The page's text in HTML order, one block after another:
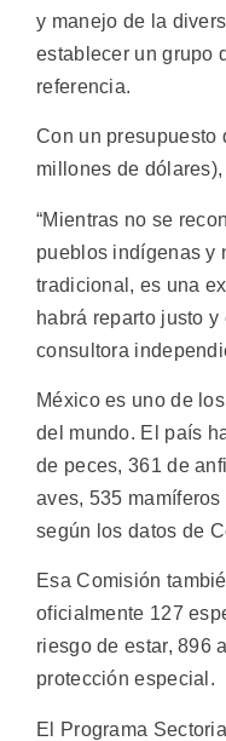
y manejo de la
establecer un grupo
referencia.
Con un presupuesto
millones de
“Mientras no se
pueblos indígenas y
tradicional, es una
habrá reparto justo
consultora
México es uno de
del mundo. El país
de peces, 361 de
aves, 535
según los datos de
Esa Comisión
oficialmente 127
riesgo de estar, 896
protección especial.
El Programa